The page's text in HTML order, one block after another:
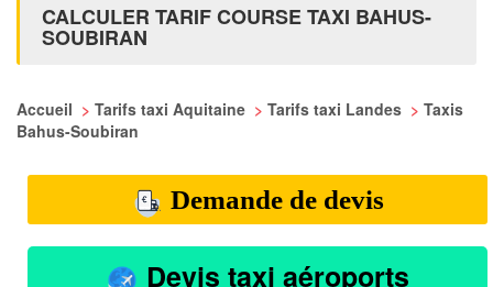
CALCULER TARIF COURSE TAXI BAHUS-
SOUBIRAN
Accueil > Tarifs taxi Aquitaine > Tarifs taxi Landes > Taxis
Bahus-Soubiran
Demande de devis
Devis taxi aéroports